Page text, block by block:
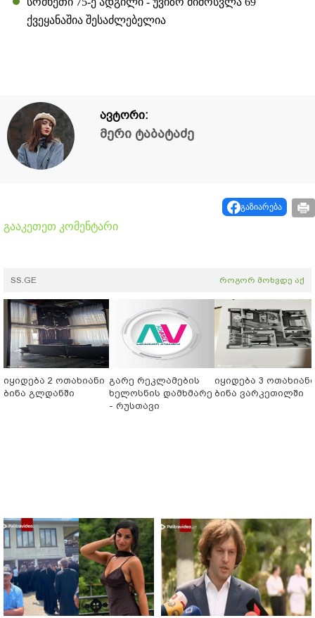
ქვეყანაშია შესაძლებელია
ავტორი:
მერი ტაბატაძე
გაზიარება
გააკეთეთ კომენტარი
SS.GE როგორ მოხვდე აქ
იყიდება 2 ოთახიანი
ბინა გლდანში
გარე რეკლამების
ხელოსნის დამხმარე
- რუსთავი
იყიდება 3 ოთახიანი
ბინა ვარკეთილში